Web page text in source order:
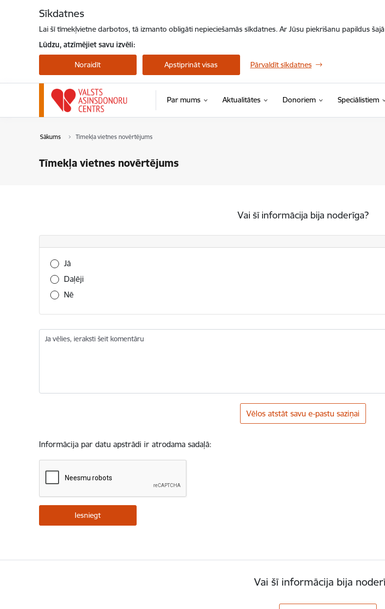
Sīkdatnes
Lai šī tīmekļvietne darbotos, tā izmanto obligāti nepieciešamās sīkdatnes. Ar Jūsu piekrišanu papildus
Lūdzu, atzīmējiet savu izvēli:
Noraidīt Apstiprināt visas Pārvaldīt sīkdatnes
Par mums Aktualitātes Donoriem Speciālistiem
Sākums Tīmekļa vietnes novērtējums
Tīmekļa vietnes novērtējums
Vai šī informācija bija noderīga?
Vai šī informācija bija noderīga?
Jā
Daļēji
Nē
Ja vēlies, ieraksti šeit komentāru
Vēlos atstāt savu e-pastu saziņai
Informācija par datu apstrādi ir atrodama sadaļā:
Vai šī informācija bija